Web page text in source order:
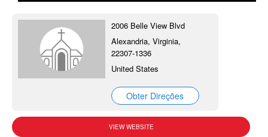
2006 Belle View Blvd
Alexandria, Virginia,
22307-1336
United States
Obter Direções
VIEW WEBSITE